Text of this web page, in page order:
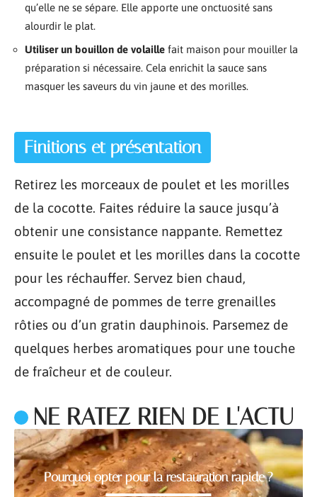
qu’elle ne se sépare. Elle apporte une onctuosité sans
alourdir le plat.
Utiliser un bouillon de volaille fait maison pour mouiller la
préparation si nécessaire. Cela enrichit la sauce sans
masquer les saveurs du vin jaune et des morilles.
Finitions et présentation
Retirez les morceaux de poulet et les morilles
de la cocotte. Faites réduire la sauce jusqu’à
obtenir une consistance nappante. Remettez
ensuite le poulet et les morilles dans la cocotte
pour les réchauffer. Servez bien chaud,
accompagné de pommes de terre grenailles
rôties ou d’un gratin dauphinois. Parsemez de
quelques herbes aromatiques pour une touche
de fraîcheur et de couleur.
NE RATEZ RIEN DE L'ACTU
Pourquoi opter pour la restauration rapide ?